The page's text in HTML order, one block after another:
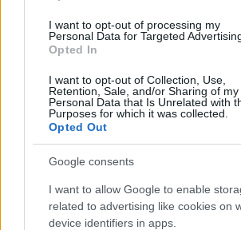
I want to opt-out of processing my
Personal Data for Targeted
Opted In
I want to opt-out of Collection, Use,
Retention, Sale, and/or Sharing of my
Personal Data that Is Unrelated with
Purposes for which it was collected.
Opted Out
Google consents
I want to allow Google to enable
related to advertising like cookies on
device identifiers in apps.
díjrajelölt filmjét.